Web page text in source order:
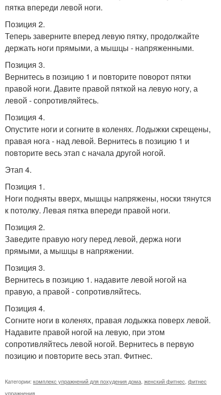
пятка впереди левой ноги.
Позиция 2.
Теперь заверните вперед левую пятку, продолжайте
держать ноги прямыми, а мышцы - напряженными.
Позиция 3.
Вернитесь в позицию 1 и повторите поворот пятки
правой ноги. Давите правой пяткой на левую ногу, а
левой - сопротивляйтесь.
Позиция 4.
Опустите ноги и согните в коленях. Лодыжки скрещены,
правая нога - над левой. Вернитесь в позицию 1 и
повторите весь этап с начала другой ногой.
Этап 4.
Позиция 1.
Ноги подняты вверх, мышцы напряжены, носки тянутся
к потолку. Левая пятка впереди правой ноги.
Позиция 2.
Заведите правую ногу перед левой, держа ноги
прямыми, а мышцы в напряжении.
Позиция 3.
Вернитесь в позицию 1. надавите левой ногой на
правую, а правой - сопротивляйтесь.
Позиция 4.
Согните ноги в коленях, правая лодыжка поверх левой.
Надавите правой ногой на левую, при этом
сопротивляйтесь левой ногой. Вернитесь в первую
позицию и повторите весь этап. Фитнес.
Категории: комплекс упражнений для похудения дома женский фитнес фитнес
упражнения